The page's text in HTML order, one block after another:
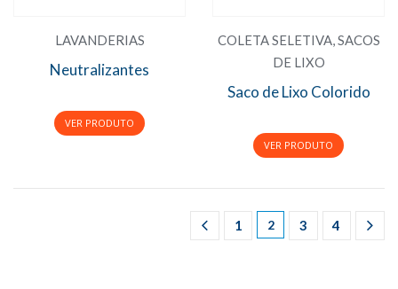
LAVANDERIAS
Neutralizantes
COLETA SELETIVA,SACOS
DE LIXO
Saco de Lixo Colorido
1 2 3 4